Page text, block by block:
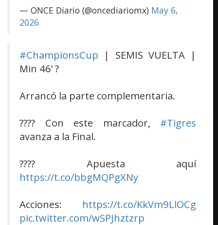
— ONCE Diario (@oncediariomx) May 6,
2026
#ChampionsCup | SEMIS VUELTA |
Min 46’ ?
Arrancó la parte complementaria.
???? Con este marcador, #Tigres
avanza a la Final.
???? Apuesta aquí
https://t.co/bbgMQPgXNy
Acciones: https://t.co/KkVm9LlOCg
pic.twitter.com/wSPJhztzrp